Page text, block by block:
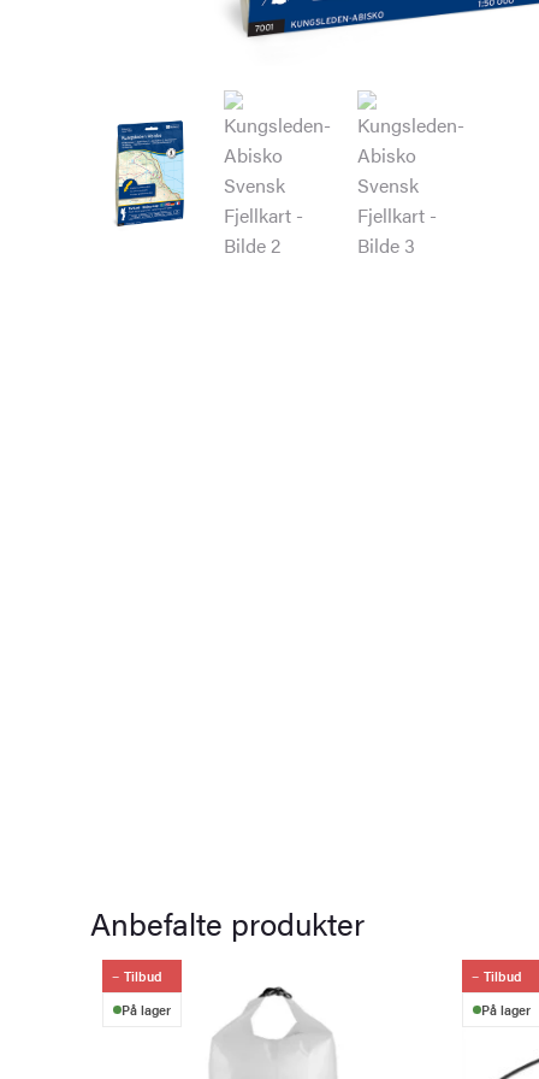
Anbefalte produkter
Tilbud
På lager
Tilbud
På lager